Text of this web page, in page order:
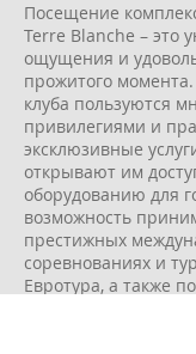
Посещение
Terre Blanche – это
ощущения и
прожитого
клуба пользуются
привилегиями и
эксклюзивные
открывают им
оборудованию для
возможность
престижных
соревнованиях и
Евротура, а также